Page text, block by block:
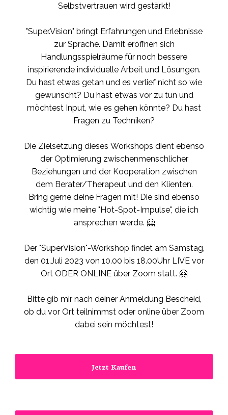
Selbstvertrauen wird gestärkt!
"Super.Vision" bringt Erfahrungen und Erlebnisse
zur Sprache. Damit eröffnen sich
Handlungsspielräume für noch bessere
inspirierende individuelle Arbeit und Lösungen.
Du hast etwas getan und es verlief nicht so wie
gewünscht? Du hast etwas vor zu tun und
möchtest Input, wie es gehen könnte? Du hast
Fragen zu Techniken?
Die Zielsetzung dieses Workshops dient ebenso
der Optimierung zwischenmenschlicher
Beziehungen und der Kooperation zwischen
dem Berater/Therapeut und den Klienten.
Bring gerne deine Fragen mit! Die sind ebenso
wichtig wie meine "Hot-Spot-Impulse", die ich
ansprechen werde. 🤗
Der "SuperVision"-Workshop findet am Samstag,
den 01.Juli 2023 von 10.00 bis 18.00Uhr LIVE vor
Ort ODER ONLINE über Zoom statt. 🤗
Bitte gib mir nach deiner Anmeldung Bescheid,
ob du vor Ort teilnimmst oder online über Zoom
dabei sein möchtest!
Jetzt Kaufen